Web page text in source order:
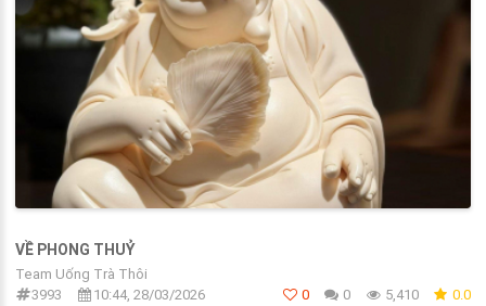
VỀ PHONG THUỶ
Team Uống Trà Thôi
3993
10:44, 28/03/2026 0 0 5,410 0.0